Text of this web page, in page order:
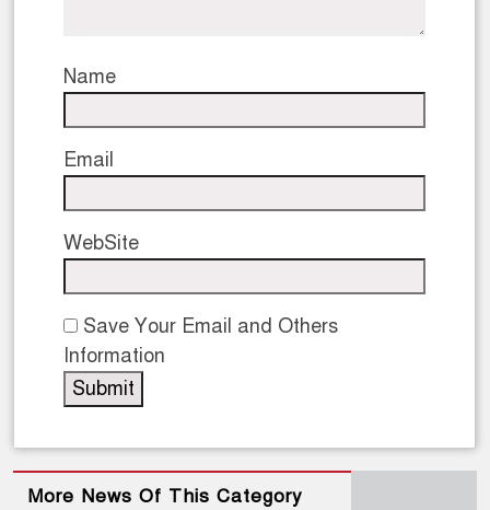
Name
Email
WebSite
Save Your Email and Others
Information
More News Of This Category